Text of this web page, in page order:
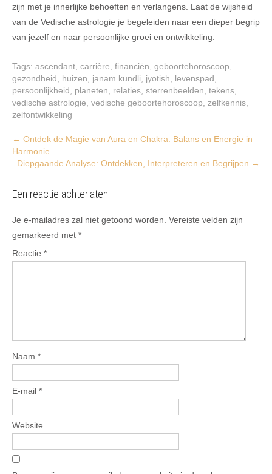
zijn met je innerlijke behoeften en verlangens. Laat de wijsheid
van de Vedische astrologie je begeleiden naar een dieper begrip
van jezelf en naar persoonlijke groei en ontwikkeling.
Tags: ascendant carrière financiën geboortehoroscoop
gezondheid
huizen janam kundli jyotish levenspad
persoonlijkheid
planeten relaties sterrenbeelden tekens
vedische astrologie vedische geboortehoroscoop zelfkennis
zelfontwikkeling
Post
navigation
← Ontdek de Magie van Aura en Chakra: Balans en Energie in
Harmonie
Diepgaande Analyse: Ontdekken, Interpreteren en Begrijpen →
Een reactie achterlaten
Je e-mailadres zal niet getoond worden. Vereiste velden zijn
gemarkeerd met *
Reactie *
Naam *
E-mail *
Website